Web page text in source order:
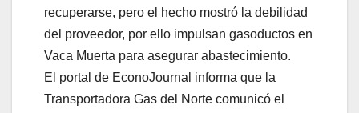
recuperarse, pero el hecho mostró la debilidad
del proveedor, por ello impulsan gasoductos en
Vaca Muerta para asegurar abastecimiento.
El portal de EconoJournal informa que la
Transportadora Gas del Norte comunicó el